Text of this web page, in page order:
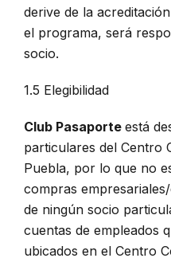
derive de la
el programa, será
socio.
1.5 Elegibilidad
Club Pasaporte está
particulares del Centro
Puebla, por lo que no
compras
de ningún socio
cuentas de empleados
ubicados en el Centro